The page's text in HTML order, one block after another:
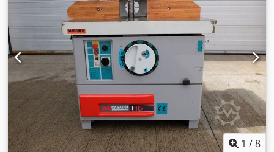
1 /8